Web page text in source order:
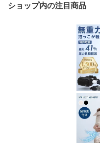
ショップ内の注目商品